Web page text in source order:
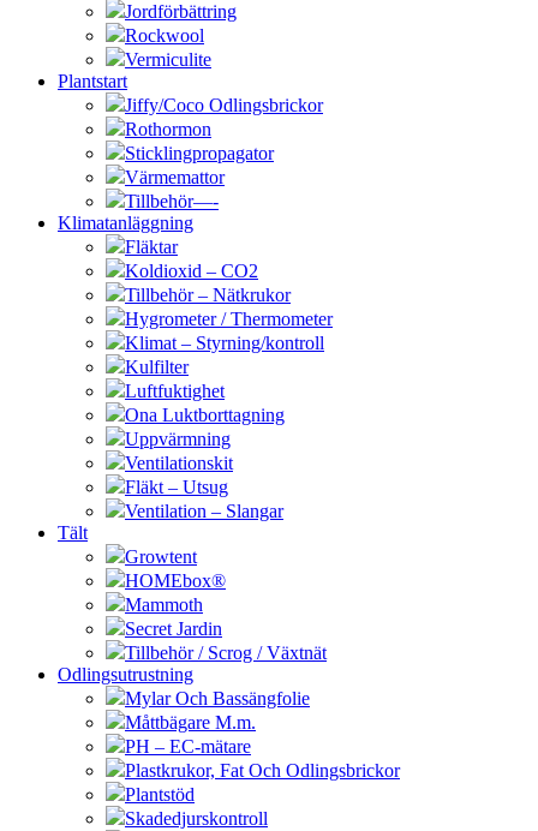
Jordförbättring
Rockwool
Vermiculite
Plantstart
Jiffy/Coco Odlingsbrickor
Rothormon
Sticklingpropagator
Värmemattor
Tillbehör—-
Klimatanläggning
Fläktar
Koldioxid – CO2
Tillbehör – Nätkrukor
Hygrometer / Thermometer
Klimat – Styrning/kontroll
Kulfilter
Luftfuktighet
Ona Luktborttagning
Uppvärmning
Ventilationskit
Fläkt – Utsug
Ventilation – Slangar
Tält
Growtent
HOMEbox®
Mammoth
Secret Jardin
Tillbehör / Scrog / Växtnät
Odlingsutrustning
Mylar Och Bassängfolie
Måttbägare M.m.
PH – EC-mätare
Plastkrukor, Fat Och Odlingsbrickor
Plantstöd
Skadedjurskontroll